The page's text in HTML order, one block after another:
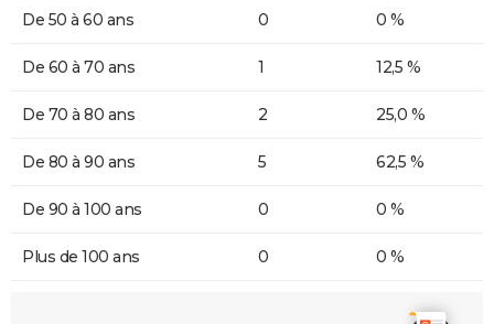
De 50 à 60 ans 0 0 %
De 60 à 70 ans 1 12,5 %
De 70 à 80 ans 2 25,0 %
De 80 à 90 ans 5 62,5 %
De 90 à 100 ans 0 0 %
Plus de 100 ans 0 0 %